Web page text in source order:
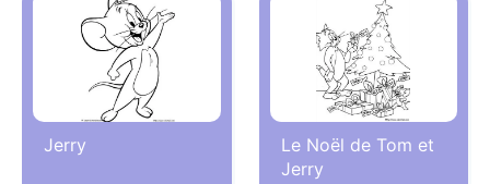
Jerry
Le Noël de Tom et
Jerry